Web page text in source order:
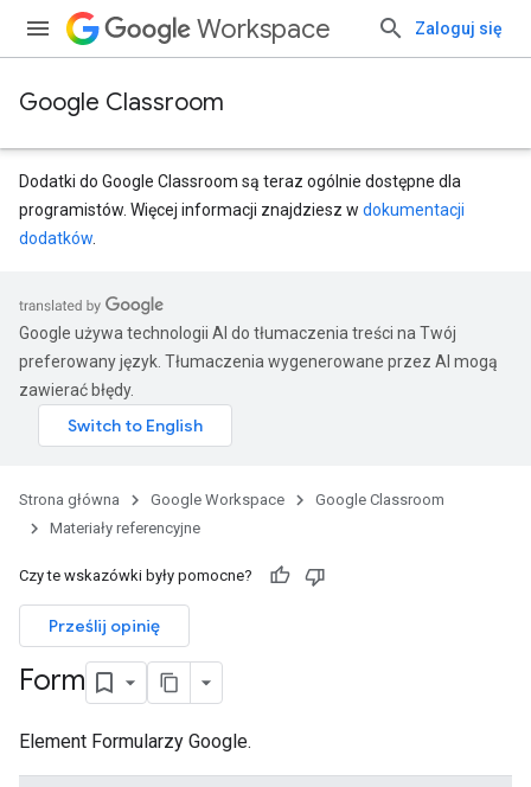
Workspace Zaloguj się
Google Classroom
Dodatki do Google Classroom są teraz ogólnie dostępne dla
programistów. Więcej informacji znajdziesz w dokumentacji
dodatków
Google używa technologii AI do tłumaczenia treści na Twój
preferowany język. Tłumaczenia wygenerowane przez AI mogą
zawierać błędy.
Strona główna Google Workspace
Google Classroom
Materiały referencyjne
Czy te wskazówki były pomocne?
Prześlij opinię
Form
Element Formularzy Google.